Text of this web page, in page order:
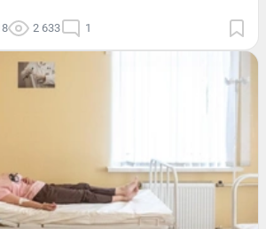
2 633 1